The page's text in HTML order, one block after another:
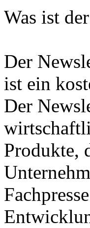
Was ist
Der
ist ein
Der
Produkte,